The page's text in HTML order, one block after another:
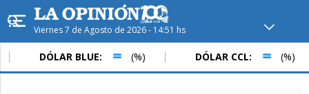
Viernes 7 de Agosto de 2026 - 14:51 hs
Hoy en Rafaela ver clima
DÓLAR BLUE: (%) DÓLAR CCL: (%)